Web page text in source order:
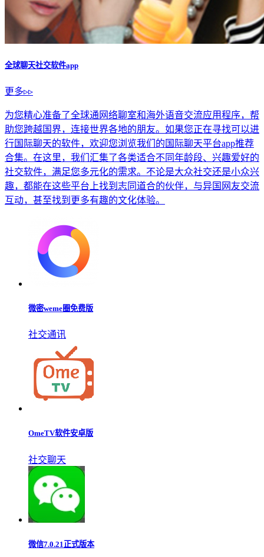
全球聊天社交软件app
更多▹▹
为您精心准备了全球通网络聊室和海外语音交流应用程序，帮
助您跨越国界，连接世界各地的朋友。如果您正在寻找可以进
行国际聊天的软件，欢迎您浏览我们的国际聊天平台app推荐
合集。在这里，我们汇集了各类适合不同年龄段、兴趣爱好的
社交软件，满足您多元化的需求。不论是大众社交还是小众兴
趣，都能在这些平台上找到志同道合的伙伴，与异国网友交流
互动，甚至找到更多有趣的文化体验。
微密weme圈免费版
社交通讯
OmeTV软件安卓版
社交聊天
微信7.0.21正式版本